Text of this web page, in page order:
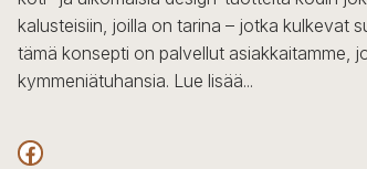
kalusteisiin, joilla on tarina – jotka kulkevat
tämä konsepti on palvellut asiakkaitamme,
kymmeniätuhansia. Lue lisää...
Facebook